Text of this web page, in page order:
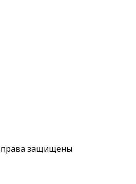
права защищены